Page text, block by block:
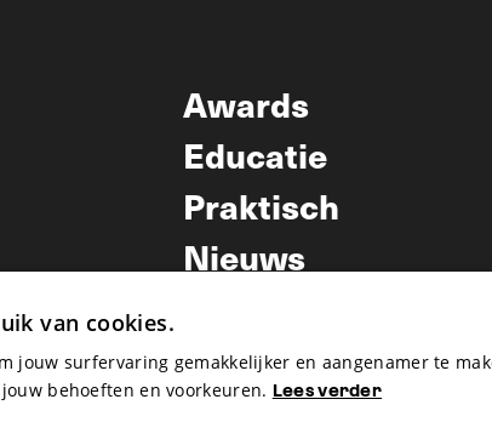
Awards
Educatie
Praktisch
Nieuws
van cookies.
jouw surfervaring gemakkelijker en aangenamer te
behoeften en voorkeuren. Lees verder